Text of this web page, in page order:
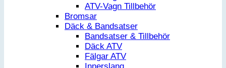
ATV-Vagn Tillbehör
Bromsar
Däck & Bandsatser
Bandsatser & Tillbehör
Däck ATV
Fälgar ATV